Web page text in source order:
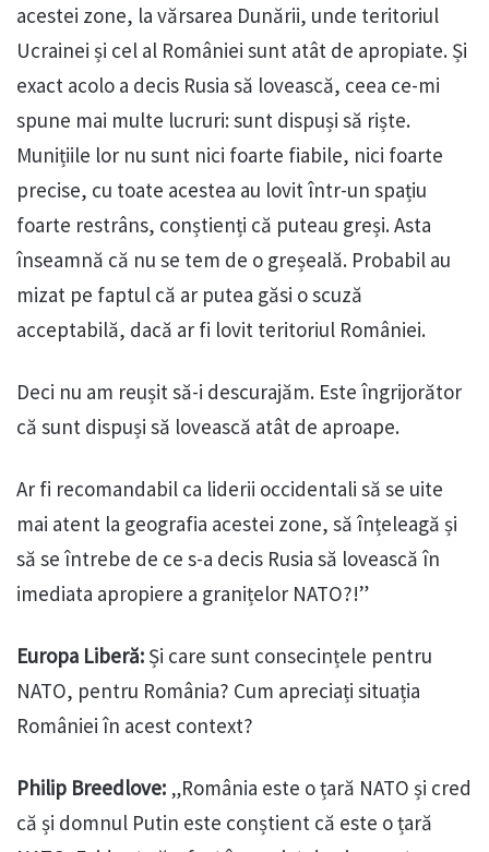
acestei zone, la vărsarea Dunării, unde teritoriul
Ucrainei și cel al României sunt atât de apropiate. Și
exact acolo a decis Rusia să lovească, ceea ce-mi
spune mai multe lucruri: sunt dispuși să riște.
Munițiile lor nu sunt nici foarte fiabile, nici foarte
precise, cu toate acestea au lovit într-un spațiu
foarte restrâns, conștienți că puteau greși. Asta
înseamnă că nu se tem de o greșeală. Probabil au
mizat pe faptul că ar putea găsi o scuză
acceptabilă, dacă ar fi lovit teritoriul României.
Deci nu am reușit să-i descurajăm. Este îngrijorător
că sunt dispuși să lovească atât de aproape.
Ar fi recomandabil ca liderii occidentali să se uite
mai atent la geografia acestei zone, să înțeleagă și
să se întrebe de ce s-a decis Rusia să lovească în
imediata apropiere a granițelor NATO?!”
Europa Liberă: Și care sunt consecințele pentru
NATO, pentru România? Cum apreciați situația
României în acest context?
Philip Breedlove: „România este o țară NATO și cred
că și domnul Putin este conștient că este o țară